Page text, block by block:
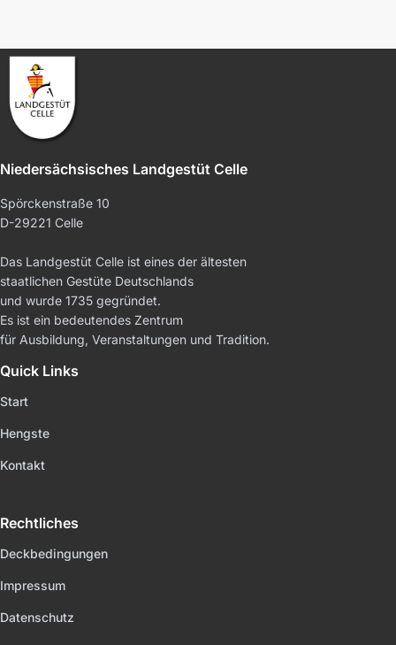
Niedersächsisches Landgestüt Celle
Spörckenstraße 10
D-29221 Celle
Das Landgestüt Celle ist eines der ältesten
staatlichen Gestüte Deutschlands
und wurde 1735 gegründet.
Es ist ein bedeutendes Zentrum
für Ausbildung, Veranstaltungen und Tradition.
Quick Links
Start
Hengste
Kontakt
Rechtliches
Deckbedingungen
Impressum
Datenschutz